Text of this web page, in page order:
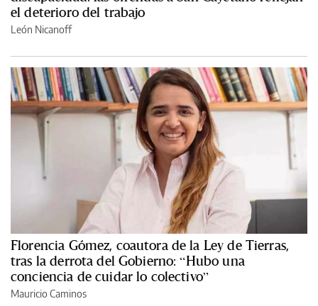
el deterioro del trabajo
León Nicanoff
Florencia Gómez, coautora de la Ley de Tierras,
tras la derrota del Gobierno: “Hubo una
conciencia de cuidar lo colectivo”
Mauricio Caminos